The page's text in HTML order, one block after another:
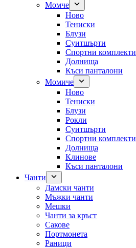
Момче
Ново
Тениски
Блузи
Суитшърти
Спортни комплекти
Долнища
Къси панталони
Момиче
Ново
Тениски
Блузи
Рокли
Суитшърти
Спортни комплекти
Долнища
Клинове
Къси панталони
Чанти
Дамски чанти
Мъжки чанти
Мешки
Чанти за кръст
Сакове
Портмонета
Раници